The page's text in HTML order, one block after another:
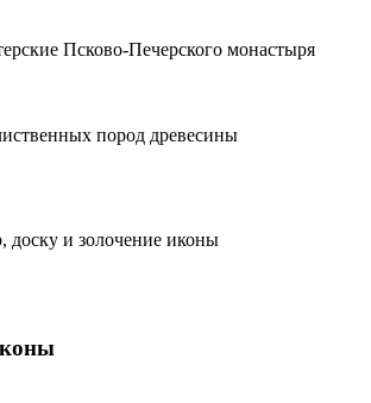
Псково-Печерского монастыря
пород древесины
доску и золочение иконы